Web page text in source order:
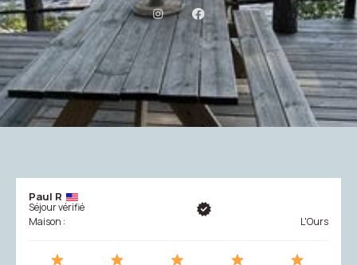
Paul R
Séjour vérifié
Maison :
L'Ours